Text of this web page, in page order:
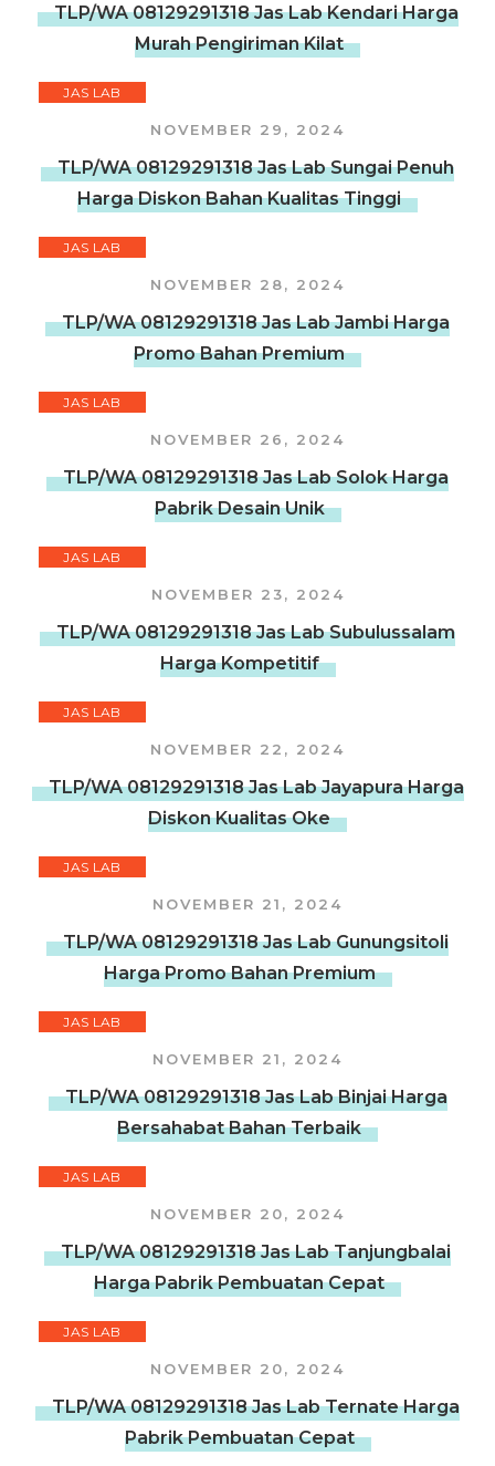
TLP/WA 08129291318 Jas Lab Kendari Harga
Murah Pengiriman Kilat
JAS LAB
NOVEMBER 29, 2024
TLP/WA 08129291318 Jas Lab Sungai Penuh
Harga Diskon Bahan Kualitas Tinggi
JAS LAB
NOVEMBER 28, 2024
TLP/WA 08129291318 Jas Lab Jambi Harga
Promo Bahan Premium
JAS LAB
NOVEMBER 26, 2024
TLP/WA 08129291318 Jas Lab Solok Harga
Pabrik Desain Unik
JAS LAB
NOVEMBER 23, 2024
TLP/WA 08129291318 Jas Lab Subulussalam
Harga Kompetitif
JAS LAB
NOVEMBER 22, 2024
TLP/WA 08129291318 Jas Lab Jayapura Harga
Diskon Kualitas Oke
JAS LAB
NOVEMBER 21, 2024
TLP/WA 08129291318 Jas Lab Gunungsitoli
Harga Promo Bahan Premium
JAS LAB
NOVEMBER 21, 2024
TLP/WA 08129291318 Jas Lab Binjai Harga
Bersahabat Bahan Terbaik
JAS LAB
NOVEMBER 20, 2024
TLP/WA 08129291318 Jas Lab Tanjungbalai
Harga Pabrik Pembuatan Cepat
JAS LAB
NOVEMBER 20, 2024
TLP/WA 08129291318 Jas Lab Ternate Harga
Pabrik Pembuatan Cepat